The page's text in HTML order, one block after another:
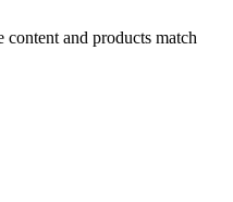
content and products match